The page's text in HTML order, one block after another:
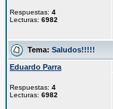
Respuestas: 4
Lecturas: 6982
Tema: Saludos!!!!!
Eduardo Parra
Respuestas: 4
Lecturas: 6982